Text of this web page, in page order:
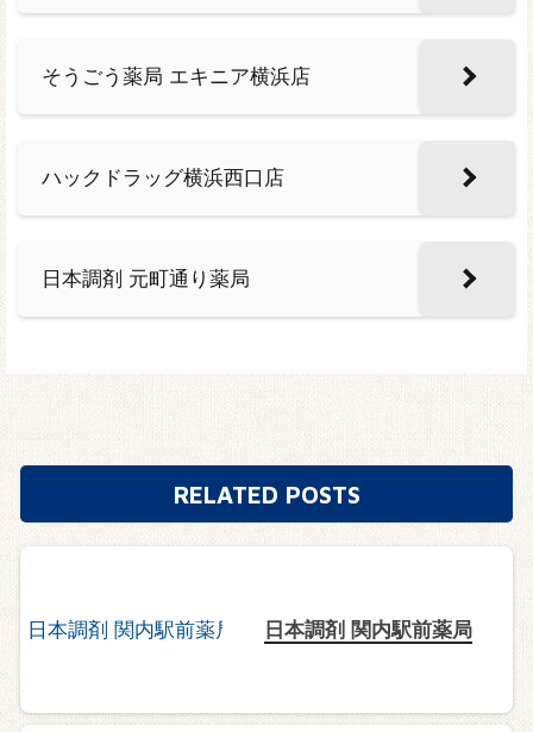
そうごう薬局 エキニア横浜店
ハックドラッグ横浜西口店
日本調剤 元町通り薬局
RELATED POSTS
日本調剤 関内駅前薬局